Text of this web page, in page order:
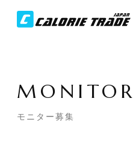
MONITOR
モニター募集